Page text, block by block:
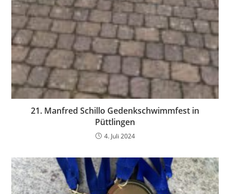
21. Manfred Schillo Gedenkschwimmfest in
Püttlingen
4. Juli 2024